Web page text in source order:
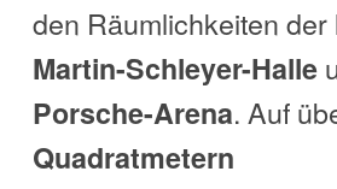
den Räumlichkeiten der
Martin-Schleyer-Halle
Porsche-Arena. Auf
Quadratmetern